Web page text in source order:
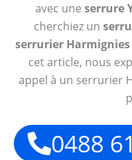
avec une serrure
cherchiez un
serrurier Harmignies
cet article, nous
appel à un serrurier
0488